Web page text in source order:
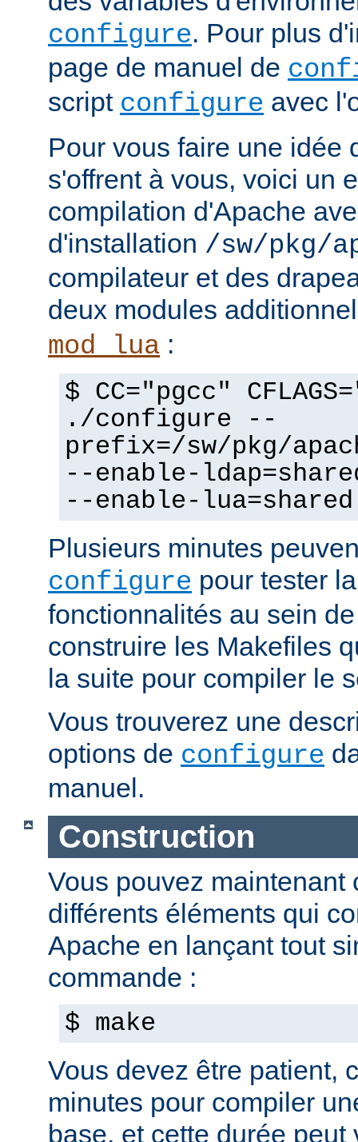
configure. Pour plus
page de manuel de
script configure avec
Pour vous faire une idée
s'offrent à vous, voici un
compilation d'Apache
d'installation /sw/pkg/
compilateur et des
deux modules
mod_lua :
$ CC="pgcc"
./configure --
prefix=/sw/pkg/
--enable-
--enable-lua=shared
Plusieurs minutes
configure pour tester
fonctionnalités au sein
construire les Makefiles
la suite pour compiler le
Vous trouverez une
options de configure
manuel.
Construction
Vous pouvez maintenant
différents éléments qui
Apache en lançant tout
commande :
$ make
Vous devez être patient,
minutes pour compiler
base, et cette durée peut